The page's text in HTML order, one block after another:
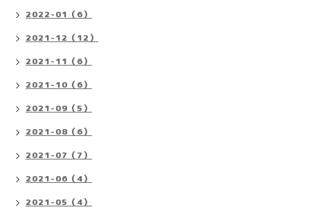
2022-01（6）
2021-12（12）
2021-11（6）
2021-10（6）
2021-09（5）
2021-08（6）
2021-07（7）
2021-06（4）
2021-05（4）